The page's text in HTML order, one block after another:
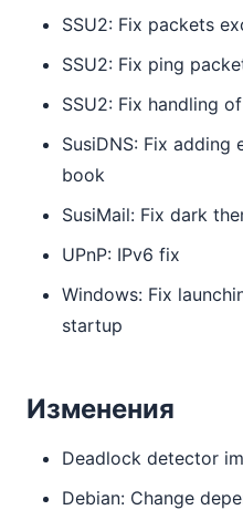
SSU2: Fix packets
SSU2: Fix ping
SSU2: Fix handling
SusiDNS: Fix
book
SusiMail: Fix dark
UPnP: IPv6 fix
Windows: Fix
startup
Изменения
Deadlock detector
Debian: Change